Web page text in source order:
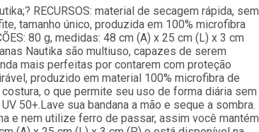
RECURSOS: material de secagem rápida, sem
tamanho único, produzida em 100% microfibra
80 g, medidas: 48 cm (A) x 25 cm (L) x 3 cm
Nautika são multiuso, capazes de serem
mais perfeitas por contarem com proteção
produzido em material 100% microfibra de
o que permite seu uso de forma diária sem
50+.Lave sua bandana a mão e seque a sombra.
e nem utilize ferro de passar, assim você mantém